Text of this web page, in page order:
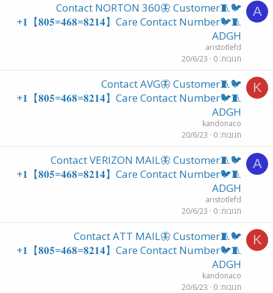
A
🐦🧵Contact NORTON 360🦋 Customer
+𝟏【𝟖𝟎𝟓=𝟒𝟔𝟖=𝟖𝟐𝟏𝟒】Care Contact Number🐦🧵
ADGH
aristotlefd
תגובות 0
20/6/23
K
🐦🧵Contact AVG🦋 Customer
+𝟏【𝟖𝟎𝟓=𝟒𝟔𝟖=𝟖𝟐𝟏𝟒】Care Contact Number🐦🧵
ADGH
kandonaco
תגובות 0
20/6/23
A
🐦🧵Contact VERIZON MAIL🦋 Customer
+𝟏【𝟖𝟎𝟓=𝟒𝟔𝟖=𝟖𝟐𝟏𝟒】Care Contact Number🐦🧵
ADGH
aristotlefd
תגובות 0
20/6/23
K
🐦🧵Contact ATT MAIL🦋 Customer
+𝟏【𝟖𝟎𝟓=𝟒𝟔𝟖=𝟖𝟐𝟏𝟒】Care Contact Number🐦🧵
ADGH
kandonaco
תגובות 0
20/6/23